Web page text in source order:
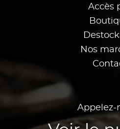
Accès
Nos
Appelez-